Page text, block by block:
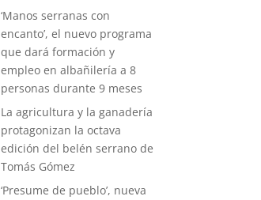
‘Manos serranas con
encanto’, el nuevo programa
que dará formación y
empleo en albañilería a 8
personas durante 9 meses
La agricultura y la ganadería
protagonizan la octava
edición del belén serrano de
Tomás Gómez
‘Presume de pueblo’, nueva